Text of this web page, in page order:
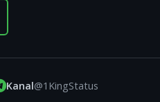
Kanal@1KingStatus